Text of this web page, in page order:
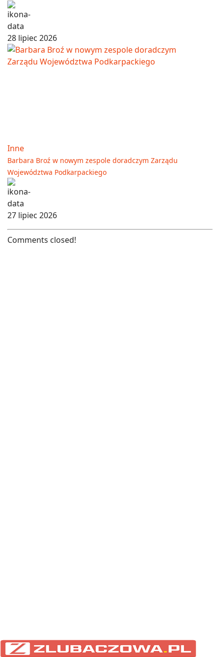
28 lipiec 2026
Inne
Barbara Broź w nowym zespole doradczym Zarządu
Województwa Podkarpackiego
27 lipiec 2026
Comments closed!